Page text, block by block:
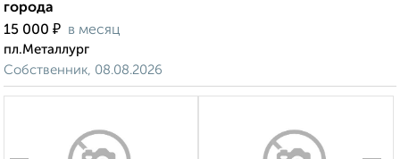
города
15 000 ₽ в месяц
пл.Металлург
Собственник, 08.08.2026